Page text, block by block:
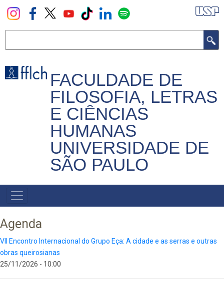
Pular
para
principal
FACULDADE DE
FILOSOFIA, LETRAS
E CIÊNCIAS
HUMANAS
UNIVERSIDADE DE
SÃO PAULO
NAVEGADOR
PRINCIPAL
Agenda
VII Encontro Internacional do Grupo Eça: A cidade e as serras e outras
obras queirosianas
25/11/2026 - 10:00